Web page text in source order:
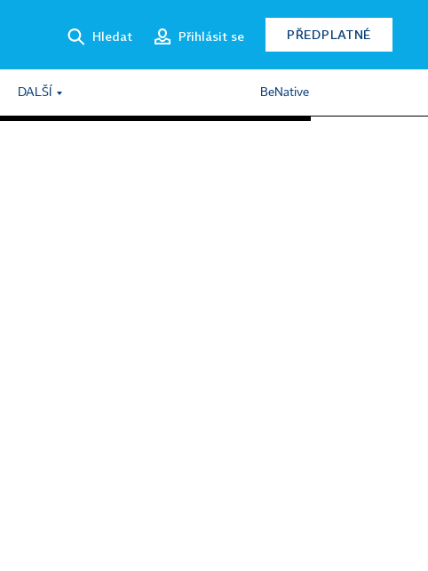
Hledat Přihlásit se PŘEDPLATNÉ
DALŠÍ BeNative